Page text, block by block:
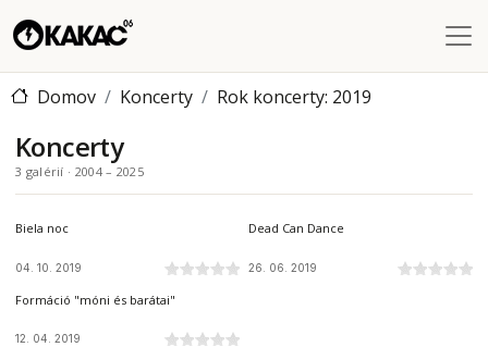
Domov Koncerty Rok koncerty: 2019
Koncerty
3 galérií · 2004 – 2025
KOŠICE, SK
Biela noc
04. 10. 2019
PAPP LÁSZLÓ SPORTARÉNA, BUDAPEST, HU
Dead Can Dance
26. 06. 2019
MÁRAI STÚDIÓ, KASSA, SK
Formáció "móni és barátai"
12. 04. 2019